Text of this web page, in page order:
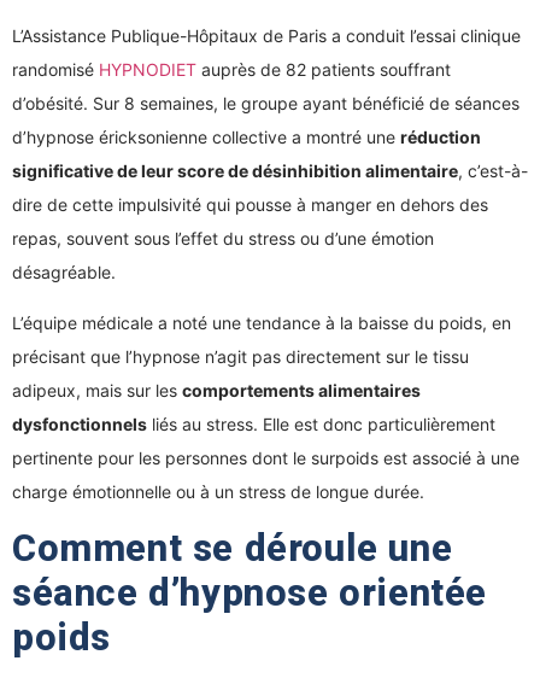
L’Assistance Publique-Hôpitaux de Paris a conduit l’essai clinique
randomisé HYPNODIET auprès de 82 patients souffrant
d’obésité. Sur 8 semaines, le groupe ayant bénéficié de séances
d’hypnose éricksonienne collective a montré une réduction
significative de leur score de désinhibition alimentaire, c’est-à-
dire de cette impulsivité qui pousse à manger en dehors des
repas, souvent sous l’effet du stress ou d’une émotion
désagréable.
L’équipe médicale a noté une tendance à la baisse du poids, en
précisant que l’hypnose n’agit pas directement sur le tissu
adipeux, mais sur les comportements alimentaires
dysfonctionnels liés au stress. Elle est donc particulièrement
pertinente pour les personnes dont le surpoids est associé à une
charge émotionnelle ou à un stress de longue durée.
Comment se déroule une
séance d’hypnose orientée
poids